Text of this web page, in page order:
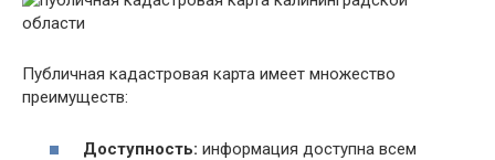
Публичная кадастровая карта имеет множество
преимуществ:
Доступность: информация доступна всем